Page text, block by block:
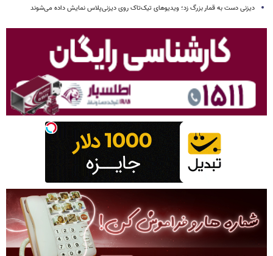
دیزنی دست به قمار بزرگ زد؛ ویدیوهای تیک‌تاک روی دیزنی‌پلاس نمایش داده می‌شوند